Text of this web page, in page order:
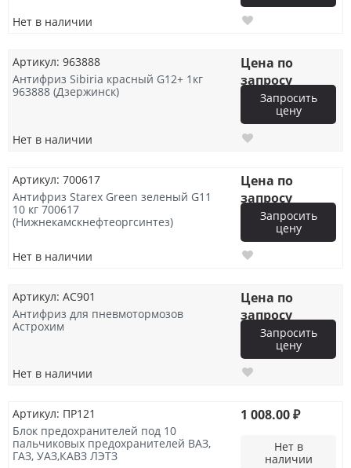
Нет в наличии
Артикул: 963888
Антифриз Sibiria красный G12+ 1кг
963888 (Дзержинск)
Нет в наличии
Цена по
запросу
Запросить
цену
Артикул: 700617
Антифриз Starex Green зеленый G11
10 кг 700617
(Нижнекамскнефтеоргсинтез)
Нет в наличии
Цена по
запросу
Запросить
цену
Артикул: AC901
Антифриз для пневмотормозов
Астрохим
Нет в наличии
Цена по
запросу
Запросить
цену
Артикул: ПР121
Блок предохранителей под 10
пальчиковых предохранителей ВАЗ,
ГАЗ, УАЗ,КАВЗ ЛЭТЗ
1 008.00 ₽
Нет в
наличии